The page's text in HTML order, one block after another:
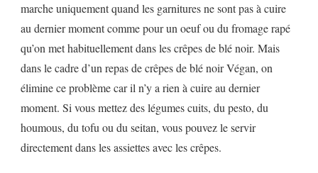
marche uniquement quand les garnitures ne sont pas à cuire
au dernier moment comme pour un oeuf ou du fromage rapé
qu’on met habituellement dans les crêpes de blé noir. Mais
dans le cadre d’un repas de crêpes de blé noir Végan, on
élimine ce problème car il n’y a rien à cuire au dernier
moment. Si vous mettez des légumes cuits, du pesto, du
houmous, du tofu ou du seitan, vous pouvez le servir
directement dans les assiettes avec les crêpes.